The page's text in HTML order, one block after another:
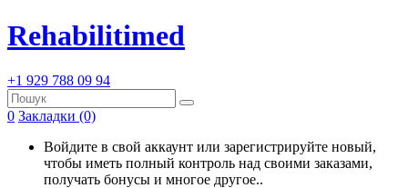
Rehabilitimed
+1 929 788 09 94
0 Закладки (0)
Войдите в свой аккаунт или зарегистрируйте новый,
чтобы иметь полный контроль над своими заказами,
получать бонусы и многое другое..